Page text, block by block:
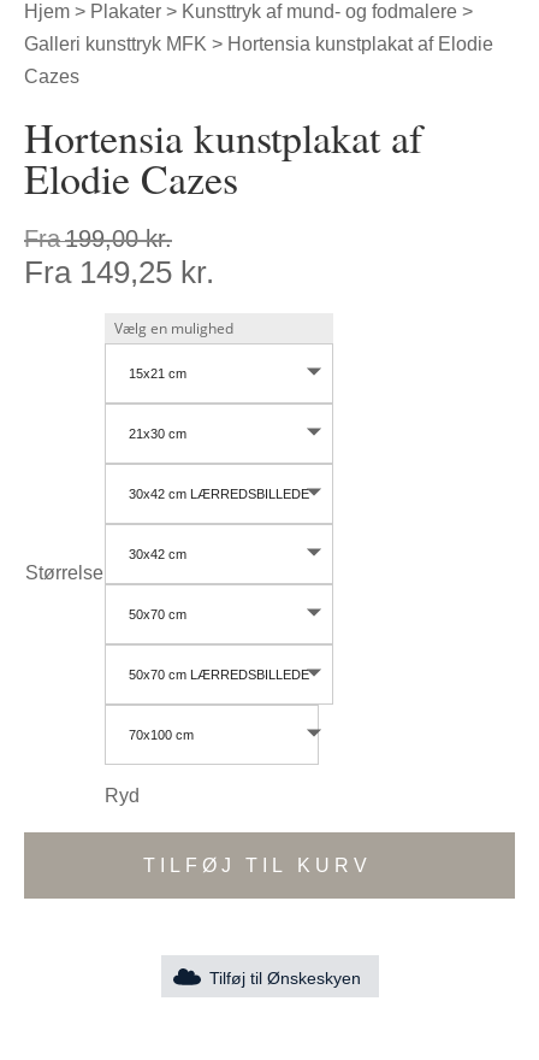
Hjem > Plakater > Kunsttryk af mund- og fodmalere >
Galleri kunsttryk MFK > Hortensia kunstplakat af Elodie
Cazes
Hortensia kunstplakat af
Elodie Cazes
Fra199,00kr.
Fra 149,25 kr.
Størrelse
15x21 cm
21x30 cm
30x42 cm LÆRREDSBILLEDE
30x42 cm
50x70 cm
50x70 cm LÆRREDSBILLEDE
70x100 cm
Ryd
TILFØJ TIL KURV
Tilføj til Ønskeskyen